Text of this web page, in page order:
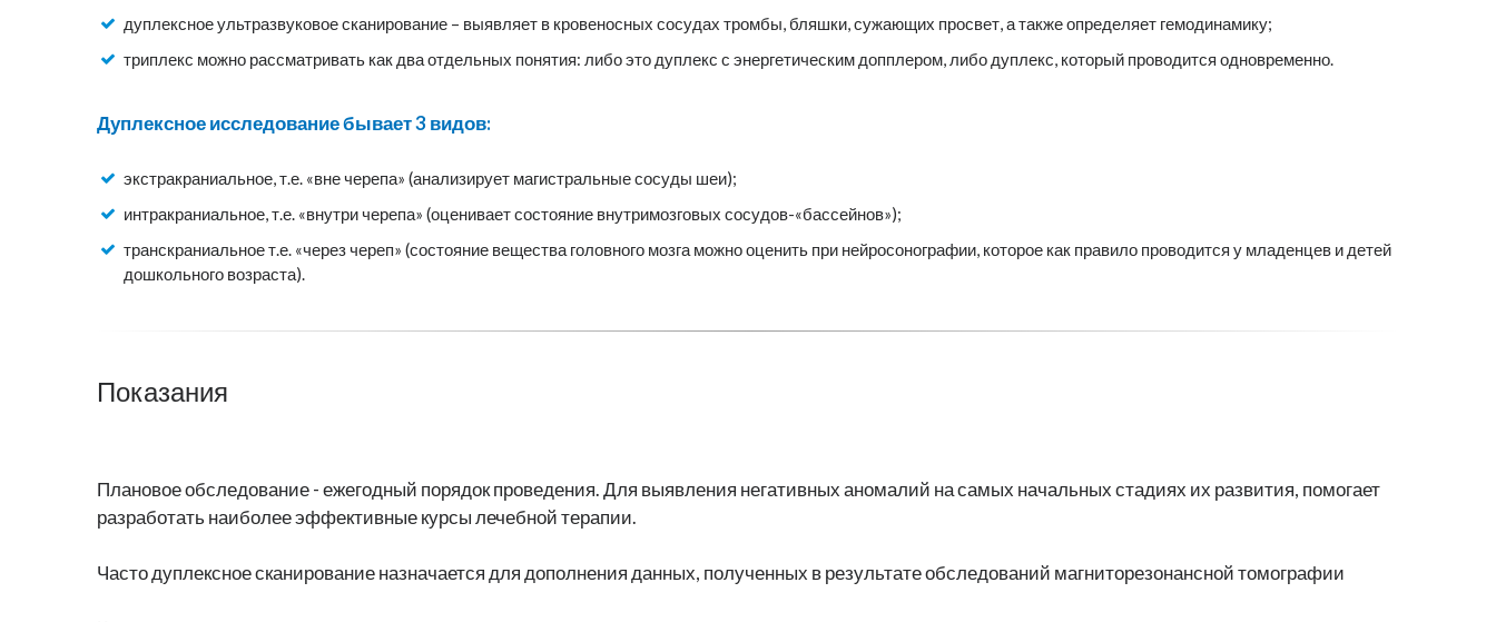
дуплексное ультразвуковое сканирование – выявляет в кровеносных сосудах тромбы, бляшки, сужающих просвет, а также определяет гемодинамику;
триплекс можно рассматривать как два отдельных понятия: либо это дуплекс с энергетическим допплером, либо дуплекс, который проводится одновременно.
Дуплексное исследование бывает 3 видов:
экстракраниальное, т.е. «вне черепа» (анализирует магистральные сосуды шеи);
интракраниальное, т.е. «внутри черепа» (оценивает состояние внутримозговых сосудов-«бассейнов»);
транскраниальное т.е. «через череп» (состояние вещества головного мозга можно оценить при нейросонографии, которое как правило проводится у младенцев и детей
дошкольного возраста).
Показания
Плановое обследование - ежегодный порядок проведения. Для выявления негативных аномалий на самых начальных стадиях их развития, помогает
разработать наиболее эффективные курсы лечебной терапии.
Часто дуплексное сканирование назначается для дополнения данных, полученных в результате обследований магниторезонансной томографии